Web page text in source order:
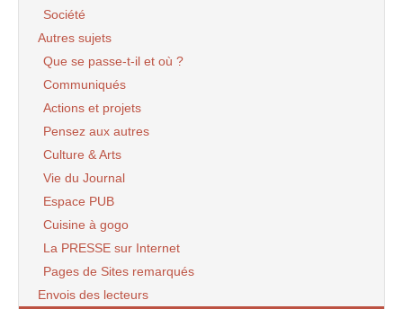
Société
Autres sujets
Que se passe-t-il et où ?
Communiqués
Actions et projets
Pensez aux autres
Culture & Arts
Vie du Journal
Espace PUB
Cuisine à gogo
La PRESSE sur Internet
Pages de Sites remarqués
Envois des lecteurs